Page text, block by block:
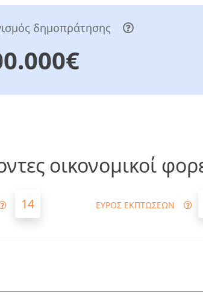
δημοπράτησης
οικονομικοί
14 ΕΥΡΟΣ ΕΚΠΤΩΣΕΩΝ